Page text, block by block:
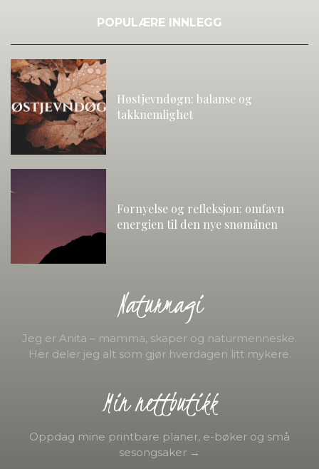
POPULÆRE INNLEGG
Høstjevndøgn: balanse og
takknemlighet
Fornyelse og refleksjon: omfavn
energien til den nye snømånen
Naturmagi
Jeg er Anita – mamma, skaper og naturmenneske.
Her deler jeg alt som gjør hverdagen litt mykere.
Min nettbutikk
Oppdag mine printbare planer, e-bøker og små
sesongsaker →